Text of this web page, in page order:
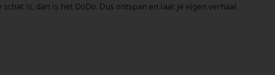
is, dan is het DoDo. Dus ontspan en laat je eigen verhaal